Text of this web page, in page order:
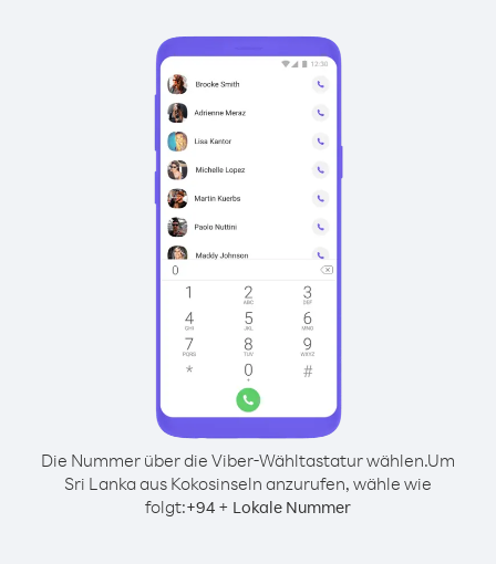
Die Nummer über die Viber-Wähltastatur wählen.Um
Sri Lanka aus Kokosinseln anzurufen, wähle wie
folgt:+94 + Lokale Nummer